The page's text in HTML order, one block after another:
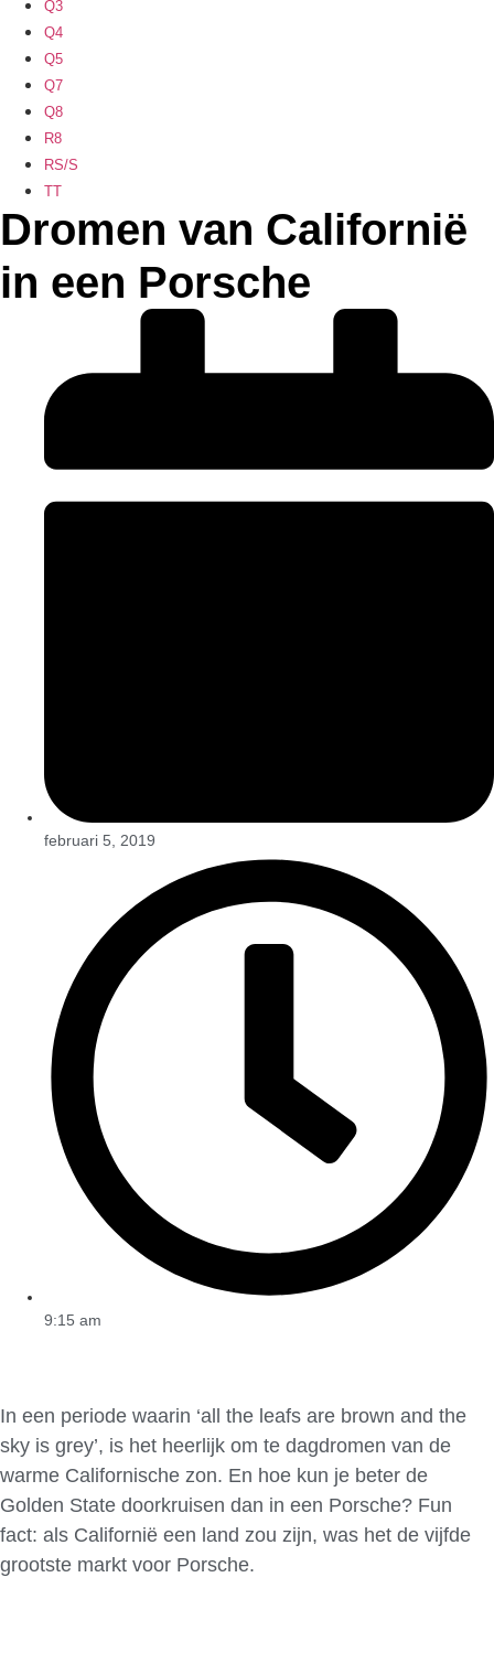
Q3
Q4
Q5
Q7
Q8
R8
RS/S
TT
Dromen van Californië
in een Porsche
februari 5, 2019
9:15 am
In een periode waarin ‘all the leafs are brown and the
sky is grey’, is het heerlijk om te dagdromen van de
warme Californische zon. En hoe kun je beter de
Golden State doorkruisen dan in een Porsche? Fun
fact: als Californië een land zou zijn, was het de vijfde
grootste markt voor Porsche.